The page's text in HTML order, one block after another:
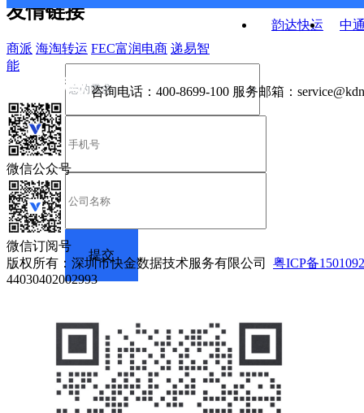
韵达快运
中
友情链接
商派 海淘转运 FEC富润电商 递易智
能
咨询电话： 400-8699-100 服务邮箱：
微信公众号
微信订阅号
版权所有：深圳市快金数据技术服务有限公司 粤ICP备
44030402002993